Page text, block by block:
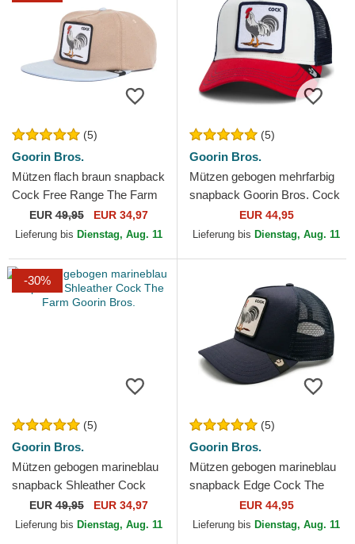
(5)
Goorin Bros.
Mützen flach braun snapback
Cock Free Range The Farm
Flats The Farm Goorin Bros.
EUR49,95 EUR 34,97
Lieferung bis Dienstag, Aug. 11
(5)
Goorin Bros.
Mützen gebogen mehrfarbig
snapback Goorin Bros. Cock
Team Rooster Original
Recipe Team Pride The...
EUR 44,95
Lieferung bis Dienstag, Aug. 11
-30%
(5)
Goorin Bros.
Mützen gebogen marineblau
snapback Shleather Cock
The Farm Goorin Bros.
EUR49,95 EUR 34,97
Lieferung bis Dienstag, Aug. 11
(5)
Goorin Bros.
Mützen gebogen marineblau
snapback Edge Cock The
Farm Goorin Bros.
EUR 44,95
Lieferung bis Dienstag, Aug. 11